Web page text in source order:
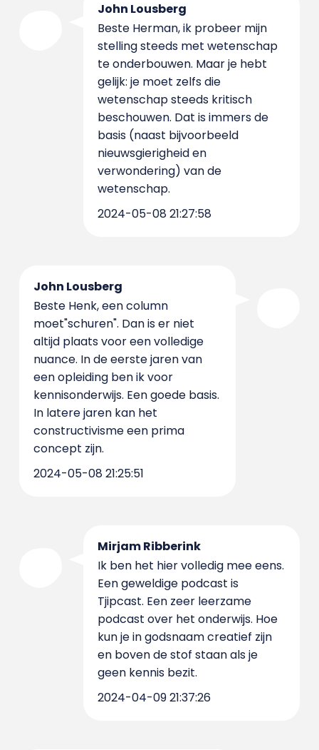
John Lousberg
Beste Herman, ik probeer mijn
stelling steeds met wetenschap
te onderbouwen. Maar je hebt
gelijk: je moet zelfs die
wetenschap steeds kritisch
beschouwen. Dat is immers de
basis (naast bijvoorbeeld
nieuwsgierigheid en
verwondering) van de
wetenschap.
2024-05-08 21:27:58
John Lousberg
Beste Henk, een column
moet"schuren". Dan is er niet
altijd plaats voor een volledige
nuance. In de eerste jaren van
een opleiding ben ik voor
kennisonderwijs. Een goede basis.
In latere jaren kan het
constructivisme een prima
concept zijn.
2024-05-08 21:25:51
Mirjam Ribberink
Ik ben het hier volledig mee eens.
Een geweldige podcast is
Tjipcast. Een zeer leerzame
podcast over het onderwijs. Hoe
kun je in godsnaam creatief zijn
en boven de stof staan als je
geen kennis bezit.
2024-04-09 21:37:26